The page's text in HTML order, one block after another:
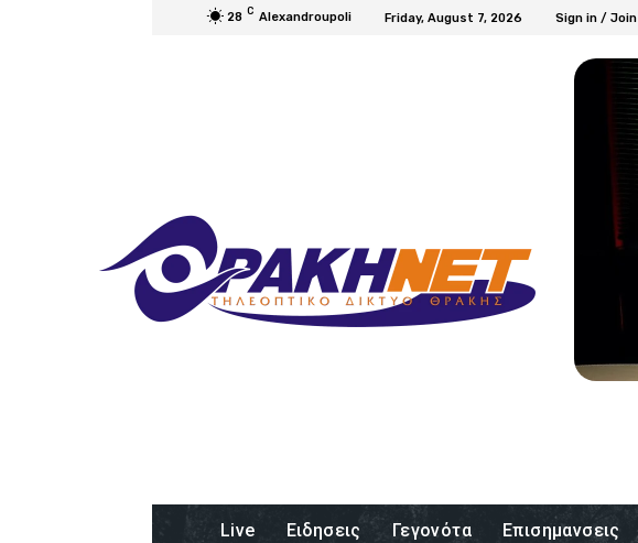
28 C Alexandroupoli Friday, August 7, 2026 Sign in / Join
Live Eιδησεις Γεγονότα Επισημανσεις